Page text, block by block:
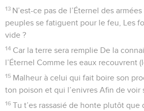
13 N’est-ce pas de l’Éternel des
peuples se fatiguent pour le feu, Les
vide ?
14 Car la terre sera remplie De la
l’Éternel Comme les eaux recouvrent
15 Malheur à celui qui fait boire son
ton poison et qui l’enivres Afin de voir
16 Tu t’es rassasié de honte plutôt que